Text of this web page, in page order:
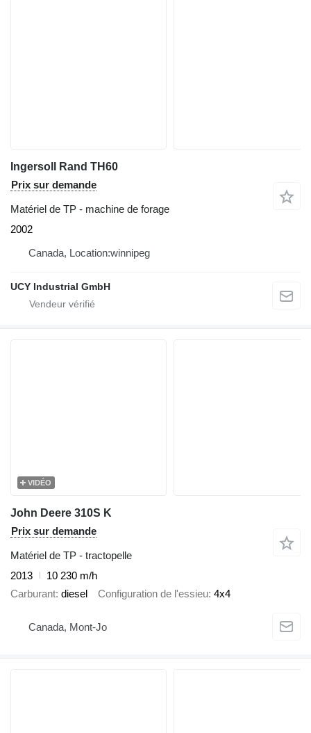
Ingersoll Rand TH60
Prix sur demande
Matériel de TP - machine de forage
2002
Canada, Location:winnipeg
UCY Industrial GmbH
VIDÉO
John Deere 310S K
Prix sur demande
Matériel de TP - tractopelle
2013
10 230 m/h
Carburant diesel Configuration de l'essieu 4x4
Canada, Mont-Jo